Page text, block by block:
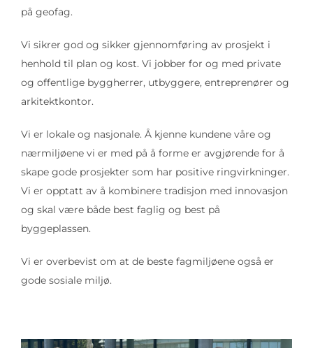
på geofag.
Vi sikrer god og sikker gjennomføring av prosjekt i
henhold til plan og kost. Vi jobber for og med private
og offentlige byggherrer, utbyggere, entreprenører og
arkitektkontor.
Vi er lokale og nasjonale. Å kjenne kundene våre og
nærmiljøene vi er med på å forme er avgjørende for å
skape gode prosjekter som har positive ringvirkninger.
Vi er opptatt av å kombinere tradisjon med innovasjon
og skal være både best faglig og best på
byggeplassen.
Vi er overbevist om at de beste fagmiljøene også er
gode sosiale miljø.